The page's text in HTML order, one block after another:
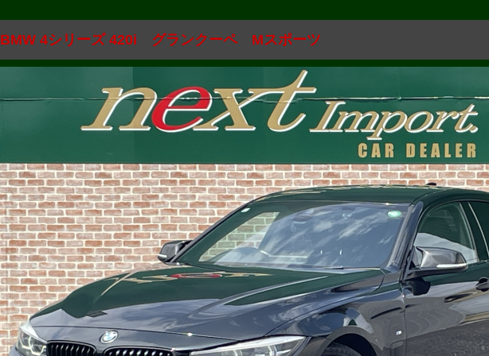
BMW 4シリーズ 420i グランクーペ Mスポーツ